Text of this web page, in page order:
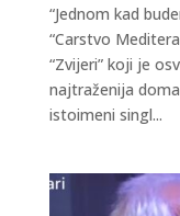
“Jednom kad
“Carstvo
“Zvijeri” koji je
najtraženija
istoimeni singl...